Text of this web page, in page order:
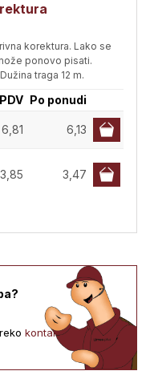
korektura. Lako se
ponovo pisati.
traga 12 m.
Po ponudi
6,81 6,13
3,85 3,47
kontakt